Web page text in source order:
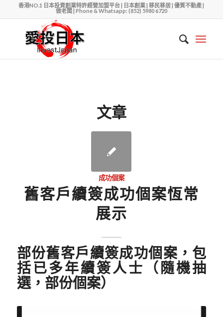
香港NO.1 日本投資創業特許經營加盟平台 | 日本創業 | 移民移居 | 優質不動產 |
做老闆 | Phone & Whatsapp: (852) 5980 6720
文章
成功個案
舊客戶續簽成功個案恆常
展示
部份舊客戶續簽成功個案，包
括已多年續簽人士（隨機抽
選，部份個案）